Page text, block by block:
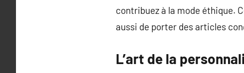
contribuez à la mode éthique.
aussi de porter des articles
L’art de la